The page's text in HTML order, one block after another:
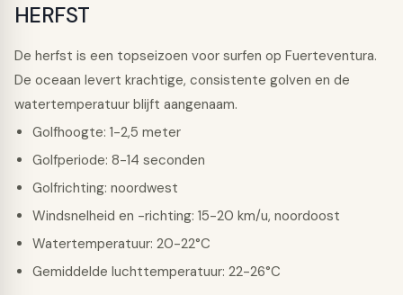
HERFST
De herfst is een topseizoen voor surfen op Fuerteventura.
De oceaan levert krachtige, consistente golven en de
watertemperatuur blijft aangenaam.
Golfhoogte: 1-2,5 meter
Golfperiode: 8-14 seconden
Golfrichting: noordwest
Windsnelheid en -richting: 15-20 km/u, noordoost
Watertemperatuur: 20-22°C
Gemiddelde luchttemperatuur: 22-26°C